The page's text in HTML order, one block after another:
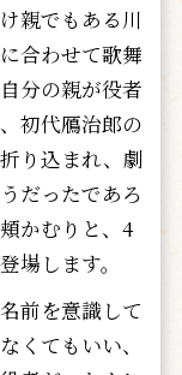
親でもある川
合わせて歌舞
分の親が役者
初代鴈治郎の
り込まれ、劇
だったであろ
かむりと、4
場します。
前を意識して
くてもいい、